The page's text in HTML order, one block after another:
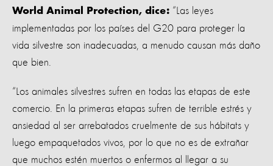
World Animal Protection, dice: “Las leyes
implementadas por los países del G20 para proteger la
vida silvestre son inadecuadas, a menudo causan más daño
que bien.
“Los animales silvestres sufren en todas las etapas de este
comercio. En la primeras etapas sufren de terrible estrés y
ansiedad al ser arrebatados cruelmente de sus hábitats y
luego empaquetados vivos, por lo que no es de extrañar
que muchos estén muertos o enfermos al llegar a su